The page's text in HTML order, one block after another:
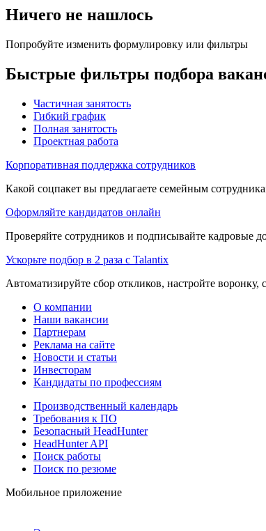
Ничего не нашлось
Попробуйте изменить формулировку или фильтры
Быстрые фильтры подбора
Частичная занятость
Гибкий график
Полная занятость
Проектная работа
Корпоративная поддержка сотрудников
Какой соцпакет вы предлагаете семейным
Оформляйте кандидатов онлайн
Проверяйте сотрудников и подписывайте кадровые
Ускорьте подбор в 2 раза с Talantix
Автоматизируйте сбор откликов, настройте воронку,
О компании
Наши вакансии
Партнерам
Реклама на сайте
Новости и статьи
Инвесторам
Кандидаты по профессиям
Производственный календарь
Требования к ПО
Безопасный HeadHunter
HeadHunter API
Поиск работы
Поиск по резюме
Мобильное приложение